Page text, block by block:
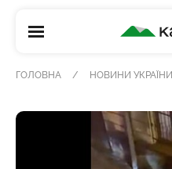
КАРАЧУН
ГОЛОВНА НОВИНИ УКРАЇНИ